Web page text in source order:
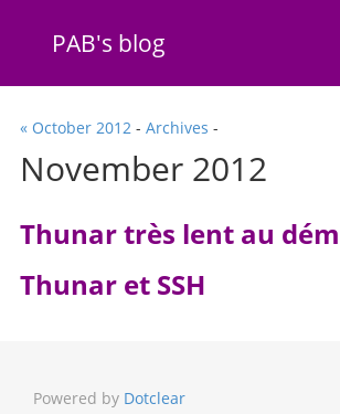
PAB's blog
« October 2012- Archives -
November 2012
Thunar très lent au
Thunar et SSH
Powered by Dotclear